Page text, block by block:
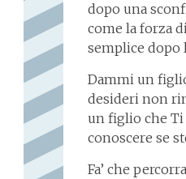
dopo una
come la forza
semplice dopo
Dammi un
desideri non
un figlio che Ti
conoscere se
Fa’ che